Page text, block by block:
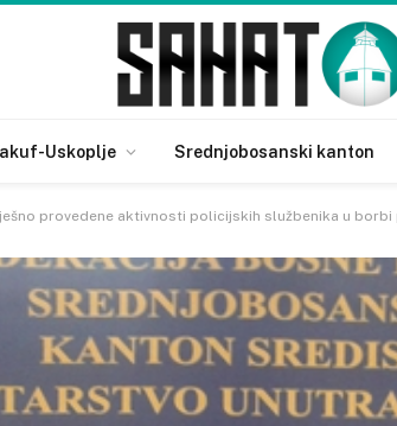
Uskoplje Srednjobosanski kanton
provedene aktivnosti policijskih službenika u